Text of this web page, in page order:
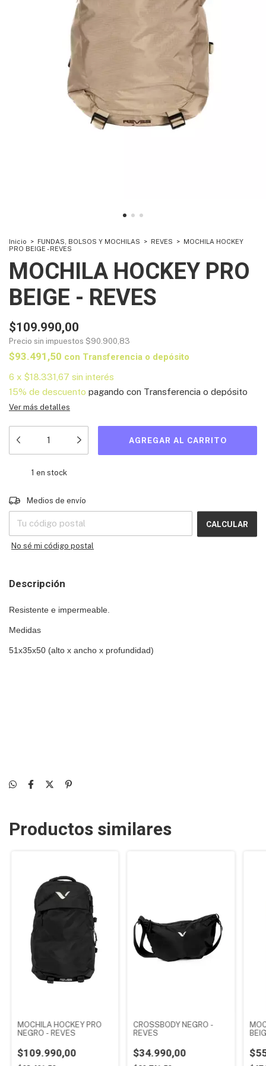
Inicio > FUNDAS, BOLSOS Y MOCHILAS > REVES > MOCHILA HOCKEY
PRO BEIGE - REVES
MOCHILA HOCKEY PRO
BEIGE - REVES
$109.990,00
Precio sin impuestos $90.900,83
$93.491,50 con Transferencia o depósito
6 x $18.331,67 sin interés
15% de descuento pagando con Transferencia o depósito
Ver más detalles
1 en stock
Entregas para el CP:
Medios de envío
CALCULAR
No sé mi código postal
Descripción
Resistente e impermeable.
Medidas
51x35x50 (alto x ancho x profundidad)
Productos similares
MOCHILA HOCKEY PRO
NEGRO - REVES
$109.990,00
CROSSBODY NEGRO -
REVES
$34.990,00